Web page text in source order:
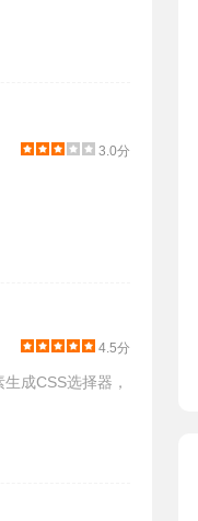
3.0分
4.5分
成CSS选择器，